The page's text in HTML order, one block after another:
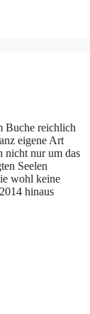
Buche reichlich
eigene Art
nicht nur um das
Seelen
wohl keine
hinaus